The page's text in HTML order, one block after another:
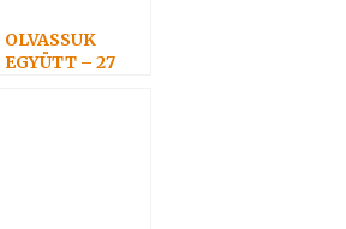
OLVASSUK
EGYÜTT – 27